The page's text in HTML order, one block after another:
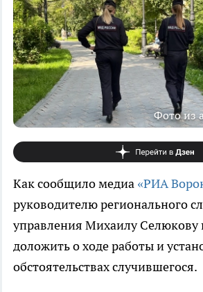
Фото из
Как сообщило медиа «РИА
руководителю регионального
управления Михаилу Селюкову
доложить о ходе работы и
обстоятельствах случившегося.